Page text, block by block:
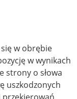
w obrębie
w wynikach
strony o słowa
uszkodzonych